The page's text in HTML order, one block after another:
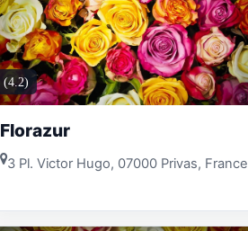
(4.2)
Florazur
3 Pl. Victor Hugo, 07000 Privas, France